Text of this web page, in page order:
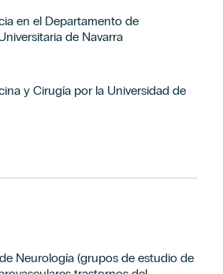
en el Departamento de
de Navarra
y Cirugía por la Universidad de
Neurología (grupos de estudio de